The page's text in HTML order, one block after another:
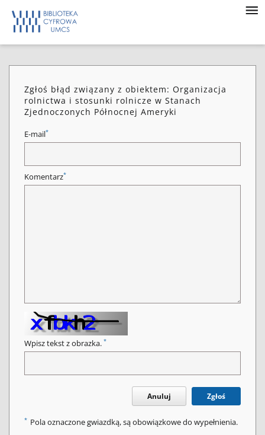
Zgłoś błąd związany z obiektem: Organizacja
rolnictwa i stosunki rolnicze w Stanach
Zjednoczonych Północnej Ameryki
E-mail*
Komentarz*
Wpisz tekst z obrazka. *
Anuluj Zgłoś
* Pola oznaczone gwiazdką, są obowiązkowe do wypełnienia.